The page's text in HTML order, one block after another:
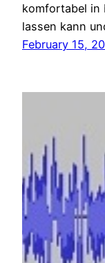
komfortabel in
lassen kann
February 15,